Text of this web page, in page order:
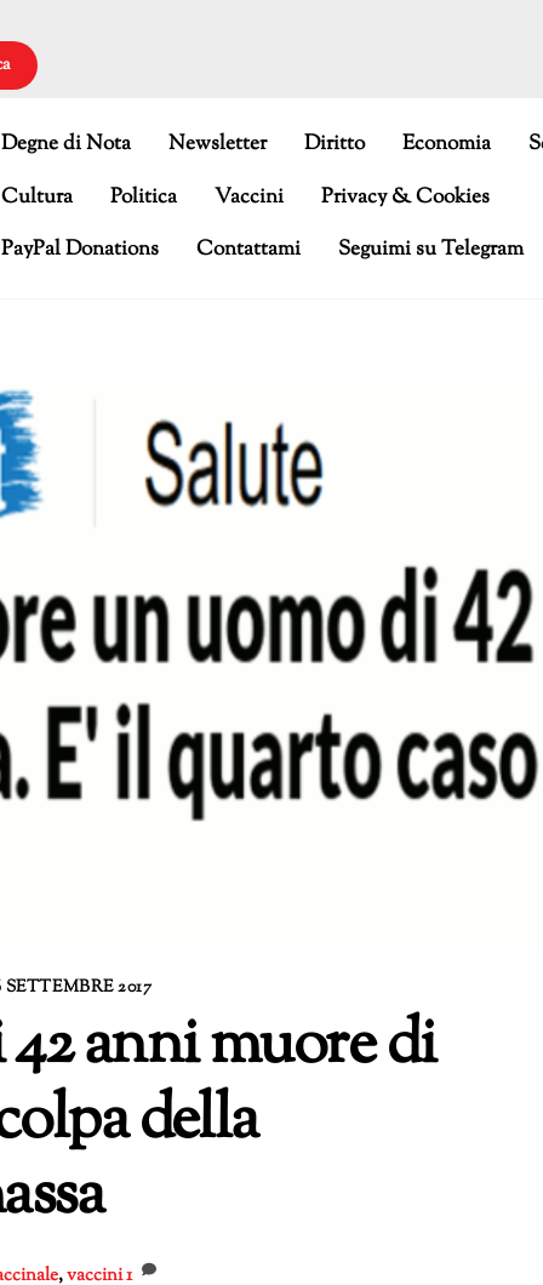
Degne di Nota Newsletter Diritto Economia
Cultura
Politica Vaccini
Privacy & Cookies
PayPal Donations
Contattami Seguimi su Telegram
SETTEMBRE 2017
anni muore di
della
,vaccini1